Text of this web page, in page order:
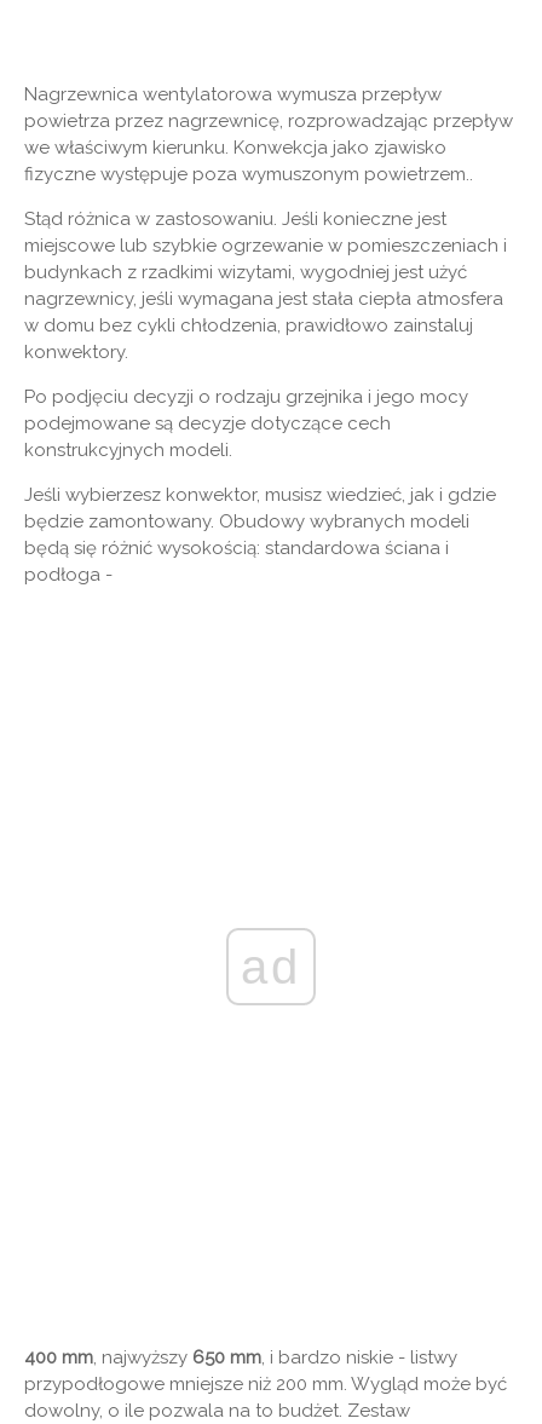
Nagrzewnica wentylatorowa wymusza przepływ
powietrza przez nagrzewnicę, rozprowadzając przepływ
we właściwym kierunku. Konwekcja jako zjawisko
fizyczne występuje poza wymuszonym powietrzem..
Stąd różnica w zastosowaniu. Jeśli konieczne jest
miejscowe lub szybkie ogrzewanie w pomieszczeniach i
budynkach z rzadkimi wizytami, wygodniej jest użyć
nagrzewnicy, jeśli wymagana jest stała ciepła atmosfera
w domu bez cykli chłodzenia, prawidłowo zainstaluj
konwektory.
Po podjęciu decyzji o rodzaju grzejnika i jego mocy
podejmowane są decyzje dotyczące cech
konstrukcyjnych modeli.
Jeśli wybierzesz konwektor, musisz wiedzieć, jak i gdzie
będzie zamontowany. Obudowy wybranych modeli
będą się różnić wysokością: standardowa ściana i
podłoga -
ad
400 mm, najwyższy 650 mm, i bardzo niskie - listwy
przypodłogowe mniejsze niż 200 mm. Wygląd może być
dowolny, o ile pozwala na to budżet. Zestaw